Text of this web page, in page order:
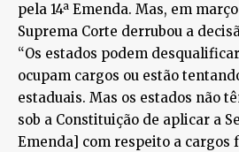
pela 14ª Emenda. Mas, em
Suprema Corte derrubou a
“Os estados podem
ocupam cargos ou estão
estaduais. Mas os estados não
sob a Constituição de aplicar a
Emenda] com respeito a cargos